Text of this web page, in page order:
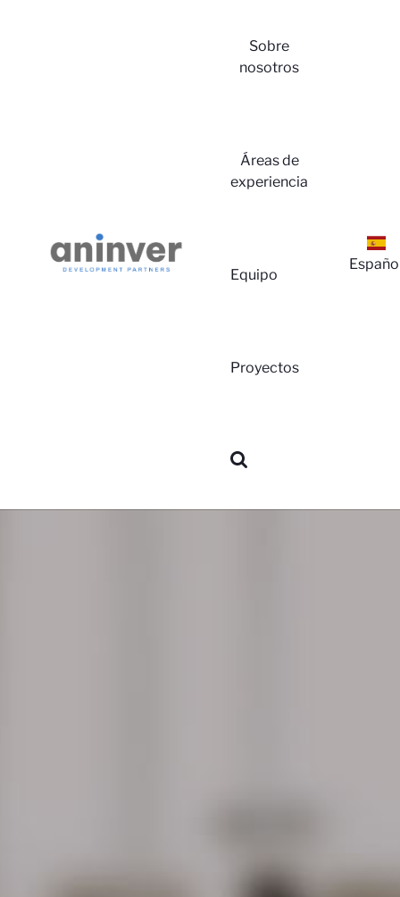
Sobre
nosotros
Áreas de
experiencia
Equipo
Proyectos
Iniciar